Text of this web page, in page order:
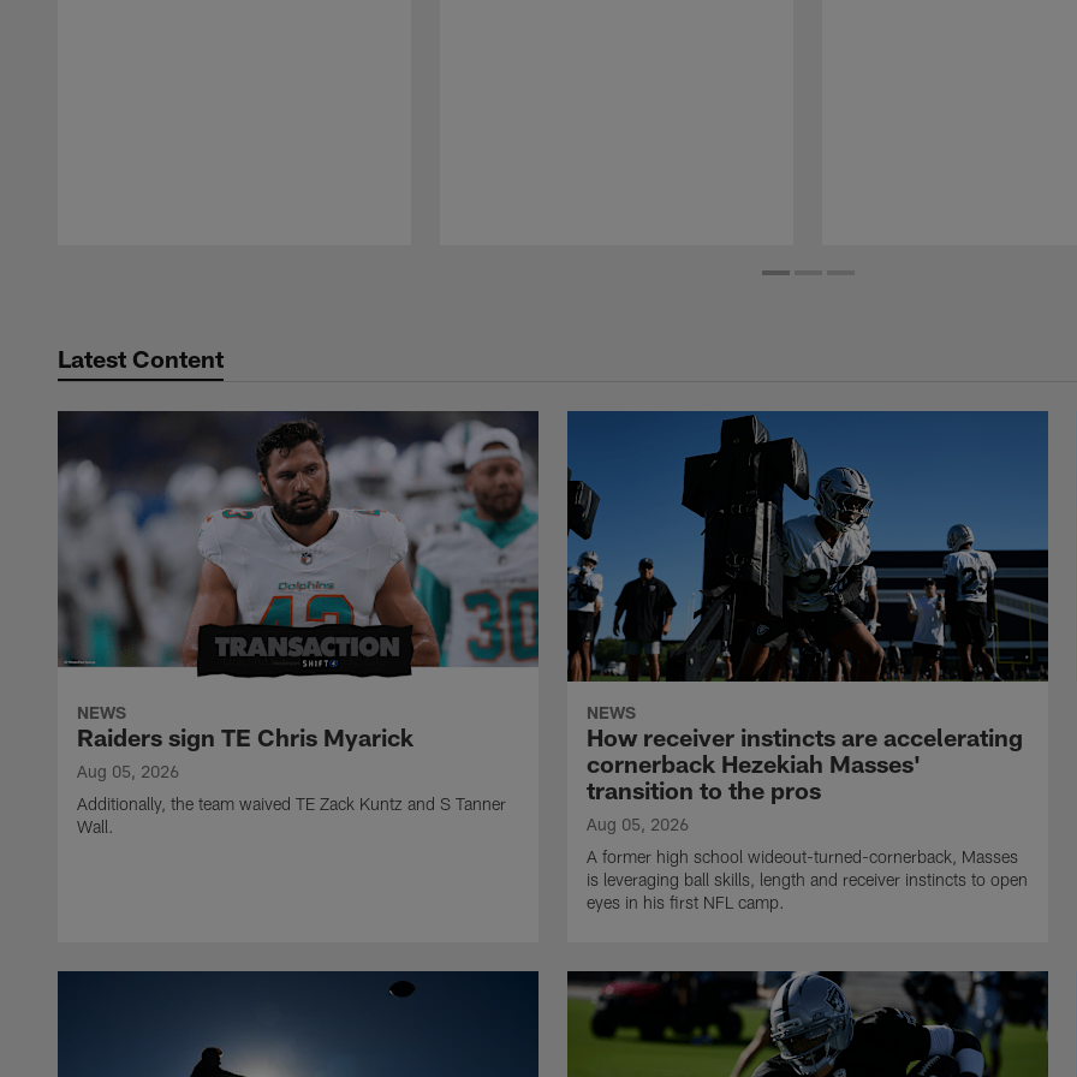
Latest Content
NEWS
Raiders sign TE Chris Myarick
Aug 05, 2026
Additionally, the team waived TE Zack Kuntz and S Tanner
Wall.
NEWS
How receiver instincts are accelerating
cornerback Hezekiah Masses'
transition to the pros
Aug 05, 2026
A former high school wideout-turned-cornerback, Masses
is leveraging ball skills, length and receiver instincts to open
eyes in his first NFL camp.